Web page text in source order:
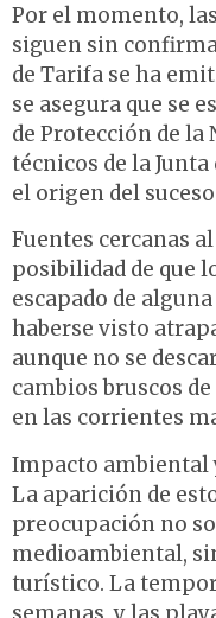
Por el momento,
siguen sin
de Tarifa se ha
se asegura que se
de Protección de la
técnicos de la
el origen del
Fuentes cercanas
posibilidad de que
escapado de
haberse visto
aunque no se
cambios bruscos
en las corrientes
Impacto ambiental
La aparición de
preocupación no
medioambiental,
turístico. La